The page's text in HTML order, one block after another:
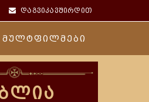
დაგვიკავშირდით
მულტფილმები